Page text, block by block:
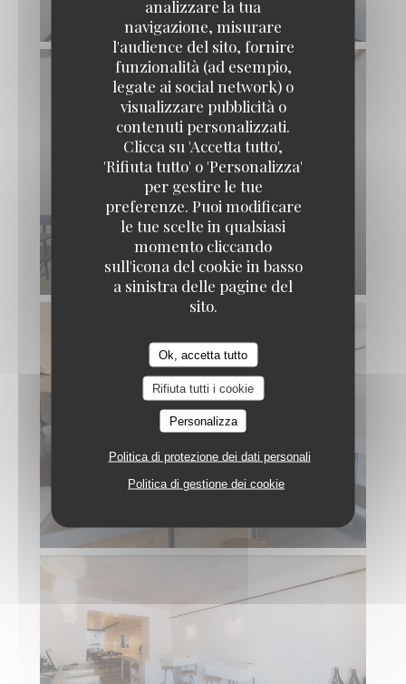
analizzare la tua
navigazione, misurare
l'audience del sito, fornire
funzionalità (ad esempio,
legate ai social network) o
visualizzare pubblicità o
contenuti personalizzati.
Clicca su 'Accetta tutto',
'Rifiuta tutto' o 'Personalizza'
per gestire le tue
preferenze. Puoi modificare
le tue scelte in qualsiasi
momento cliccando
sull'icona del cookie in basso
a sinistra delle pagine del
sito.
Ok, accetta tutto
Rifiuta tutti i cookie
Personalizza
Politica di protezione dei dati personali
Politica di gestione dei cookie
Gare au Gorille